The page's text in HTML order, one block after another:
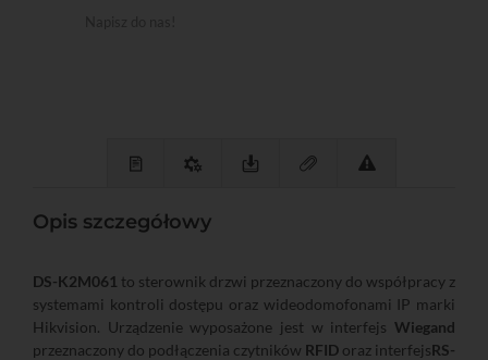
Opis szczegółowy
DS-K2M061 to sterownik drzwi przeznaczony do współpracy z
systemami kontroli dostępu oraz wideodomofonami IP marki
Hikvision. Urządzenie wyposażone jest w interfejs Wiegand
przeznaczony do podłączenia czytników RFID oraz interfejsRS-